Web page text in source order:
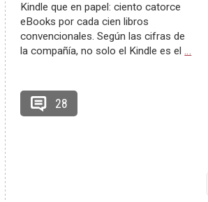
Kindle que en papel: ciento catorce
eBooks por cada cien libros
convencionales. Según las cifras de
la compañía, no solo el Kindle es el…
28